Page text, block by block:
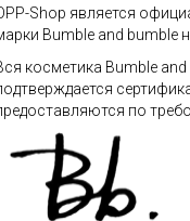
Shop является
Bumble and bumble
косметика Bumble
по